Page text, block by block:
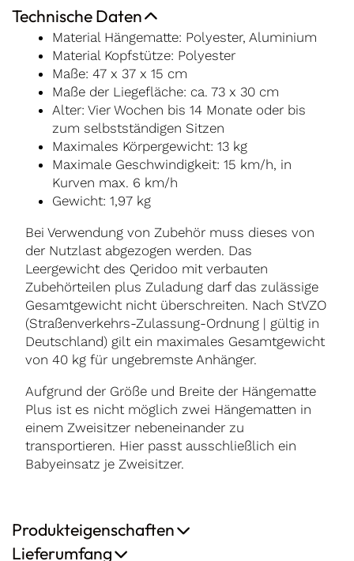
Technische Daten
Material Hängematte: Polyester, Aluminium
Material Kopfstütze: Polyester
Maße: 47 x 37 x 15 cm
Maße der Liegefläche: ca. 73 x 30 cm
Alter: Vier Wochen bis 14 Monate oder bis
zum selbstständigen Sitzen
Maximales Körpergewicht: 13 kg
Maximale Geschwindigkeit: 15 km/h, in
Kurven max. 6 km/h
Gewicht: 1,97 kg
Bei Verwendung von Zubehör muss dieses von
der Nutzlast abgezogen werden. Das
Leergewicht des Qeridoo mit verbauten
Zubehörteilen plus Zuladung darf das zulässige
Gesamtgewicht nicht überschreiten. Nach StVZO
(Straßenverkehrs-Zulassung-Ordnung | gültig in
Deutschland) gilt ein maximales Gesamtgewicht
von 40 kg für ungebremste Anhänger.
Aufgrund der Größe und Breite der Hängematte
Plus ist es nicht möglich zwei Hängematten in
einem Zweisitzer nebeneinander zu
transportieren. Hier passt ausschließlich ein
Babyeinsatz je Zweisitzer.
Produkteigenschaften
Lieferumfang